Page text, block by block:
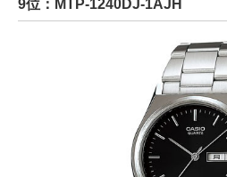
9位：MTP-1240DJ-1AJH